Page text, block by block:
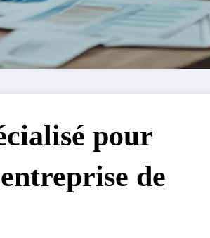
pour
de